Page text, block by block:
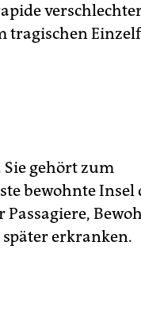
tragischen
gehört zum
bewohnte Insel
Passagiere,
erkranken.